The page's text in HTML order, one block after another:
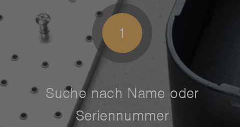
1
Suche nach Name oder
Seriennummer